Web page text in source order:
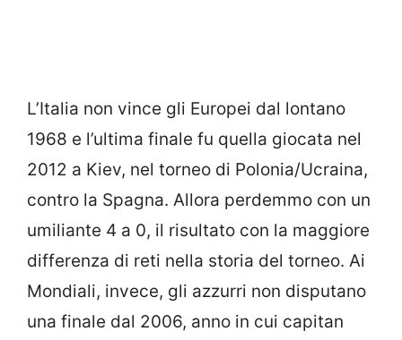
L’Italia non vince gli Europei dal lontano
1968 e l’ultima finale fu quella giocata nel
2012 a Kiev, nel torneo di Polonia/Ucraina,
contro la Spagna. Allora perdemmo con un
umiliante 4 a 0, il risultato con la maggiore
differenza di reti nella storia del torneo. Ai
Mondiali, invece, gli azzurri non disputano
una finale dal 2006, anno in cui capitan